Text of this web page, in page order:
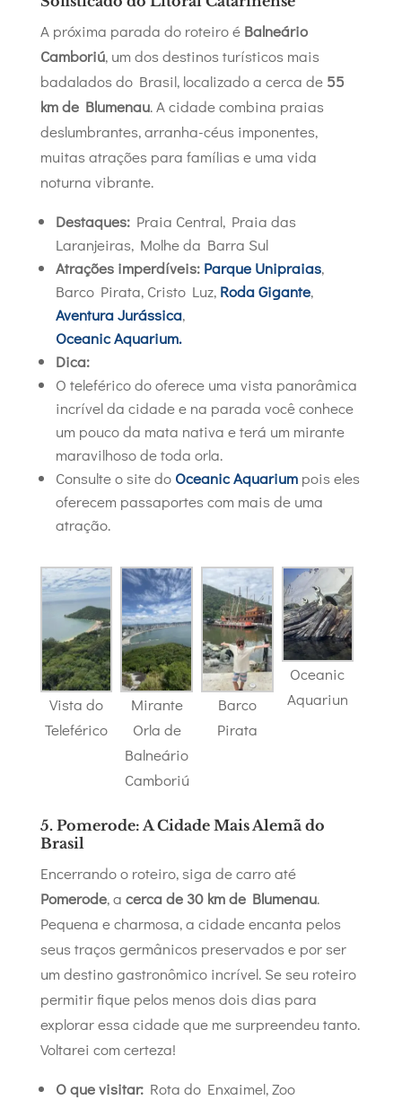
A próxima parada do roteiro é Balneário
Camboriú, um dos destinos turísticos mais
badalados do Brasil, localizado a cerca de 55
km de Blumenau. A cidade combina praias
deslumbrantes, arranha-céus imponentes,
muitas atrações para famílias e uma vida
noturna vibrante.
Destaques:Praia Central, Praia das
Laranjeiras, Molhe da Barra Sul
Atrações imperdíveis: Parque Unipraias,
Barco Pirata, Cristo Luz, Roda Gigante,
Aventura Jurássica,
Oceanic Aquarium.
Dica:
O teleférico do oferece uma vista panorâmica
incrível da cidade e na parada você conhece
um pouco da mata nativa e terá um mirante
maravilhoso de toda orla.
Consulte o site doOceanic Aquariumpois eles
oferecem passaportes com mais de uma
atração.
Vista do
Teleférico
Mirante
Orla de
Balneário
Camboriú
Barco
Pirata
Oceanic
Aquariun
5. Pomerode: A Cidade Mais Alemã do
Brasil
Encerrando o roteiro, siga de carro até
Pomerode, a cerca de 30 km de Blumenau.
Pequena e charmosa, a cidade encanta pelos
seus traços germânicos preservados e por ser
um destino gastronômico incrível. Se seu roteiro
permitir fique pelos menos dois dias para
explorar essa cidade que me surpreendeu tanto.
Voltarei com certeza!
O que visitar:Rota do Enxaimel, Zoo